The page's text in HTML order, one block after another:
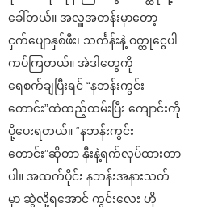
ခေါ်တယ်။ အလှူအတန်းမှာတော့
ငှက်ပျောနှစ်ဖီး၊ သင်္ကန်းနဲ့ ဝတ္ထုငွေပါ
ကပ်ကြတယ်။ အဲဒါတွေကို
ရေစက်ချပြီးရင် “နဘန်းကွင်း
တောင်း”ထဲထည့်ထမ်းပြီး ကျောင်းကို
ပို့ပေးရတယ်။ “နဘန်းကွင်း
တောင်း”ဆိုတာ နှီးနဲ့ရက်လုပ်ထားတာ
ပါ။ အထက်ပိုင်း နဘန်းအနားသတ်
မှာ ဆွဲလို့ရအောင် ကွင်းလေး ဟို